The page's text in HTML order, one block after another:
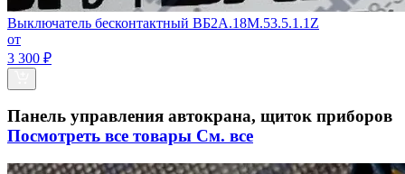
Выключатель бесконтактный ВБ2А.18М.53.5.1.1Z
от
3 300 ₽
Панель управления автокрана, щиток приборов
Посмотреть все товары См. все